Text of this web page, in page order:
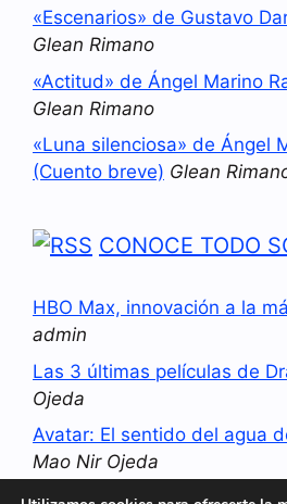
«Escenarios» de Gustavo
Glean Rimano
«Actitud» de Ángel Marino
Glean Rimano
«Luna silenciosa» de Ángel
(Cuento breve) Glean
CONOCE TODO
HBO Max, innovación a la
admin
Las 3 últimas películas de
Ojeda
Avatar: El sentido del agua
Mao Nir Ojeda
La novena vida del Gato